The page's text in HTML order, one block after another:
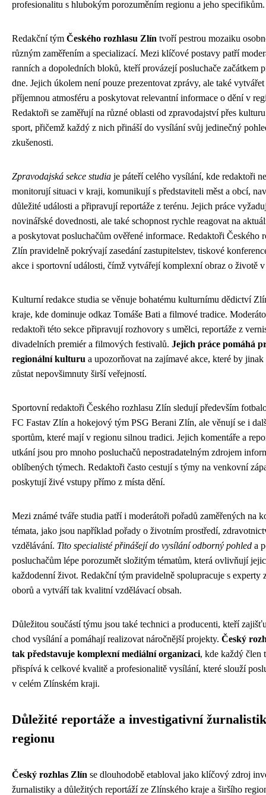
profesionalitu s hlubokým porozuměním regionu a jeho specifikům.
Redakční tým Českého rozhlasu Zlín tvoří pestrou mozaiku
různým zaměřením a specializací. Mezi klíčové postavy patří
ranních a dopoledních bloků, kteří provázejí posluchače začátkem
dne. Jejich úkolem není pouze prezentovat zprávy, ale také vytvářet
příjemnou atmosféru a poskytovat relevantní informace o dění v
Redaktoři se zaměřují na různé oblasti od zpravodajství přes
sport, přičemž každý z nich přináší do vysílání svůj jedinečný
zkušenosti.
Zpravodajská sekce studia je páteří celého vysílání, kde redaktoři
monitorují situaci v kraji, komunikují s představiteli měst a obcí,
důležité události a připravují reportáže z terénu. Jejich práce
novinářské dovednosti, ale také schopnost rychle reagovat na
a poskytovat posluchačům ověřené informace. Redaktoři Českého
Zlín pravidelně pokrývají zasedání zastupitelstev, tiskové
akce i sportovní události, čímž vytvářejí komplexní obraz o životě
Kulturní redakce studia se věnuje bohatému kulturnímu dědictví
kraje, kde dominuje odkaz Tomáše Bati a filmové tradice.
redaktoři této sekce připravují rozhovory s umělci, reportáže z
divadelních premiér a filmových festivalů. Jejich práce pomáhá
regionální kulturu a upozorňovat na zajímavé akce, které by
zůstat nepovšimnuty širší veřejností.
Sportovní redaktoři Českého rozhlasu Zlín sledují především
FC Fastav Zlín a hokejový tým PSG Berani Zlín, ale věnují se i
sportům, které mají v regionu silnou tradici. Jejich komentáře a
utkání jsou pro mnoho posluchačů nepostradatelným zdrojem
oblíbených týmech. Redaktoři často cestují s týmy na venkovní
poskytují živé vstupy přímo z místa dění.
Mezi známé tváře studia patří i moderátoři pořadů zaměřených na
témata, jako jsou například pořady o životním prostředí,
vzdělávání. Tito specialisté přinášejí do vysílání odborný pohled a
posluchačům lépe porozumět složitým tématům, která ovlivňují
každodenní život. Redakční tým pravidelně spolupracuje s experty
oborů a vytváří tak kvalitní vzdělávací obsah.
Důležitou součástí týmu jsou také technici a producenti, kteří
chod vysílání a pomáhají realizovat náročnější projekty. Český
tak představuje komplexní mediální organizaci, kde každý člen
přispívá k celkové kvalitě a profesionalitě vysílání, které slouží
v celém Zlínském kraji.
Důležité reportáže a investigativní
regionu
Český rozhlas Zlín se dlouhodobě etabloval jako klíčový zdroj
žurnalistiky a důležitých reportáží ze Zlínského kraje a širšího